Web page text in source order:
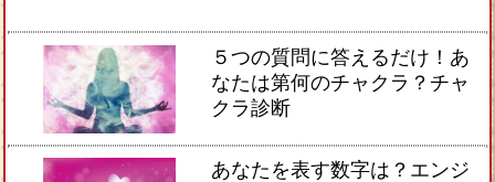
５つの質問に答えるだけ！あ
なたは第何のチャクラ？チャ
クラ診断
あなたを表す数字は？エンジ